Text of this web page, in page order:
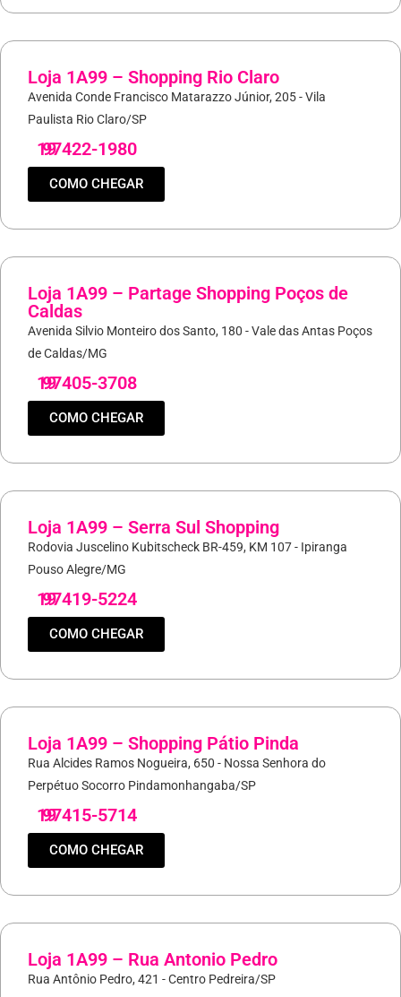
Loja 1A99 – Shopping Rio Claro
Avenida Conde Francisco Matarazzo Júnior, 205 - Vila
Paulista Rio Claro/SP
19
97422-1980
COMO CHEGAR
Loja 1A99 – Partage Shopping Poços de
Caldas
Avenida Silvio Monteiro dos Santo, 180 - Vale das Antas Poços
de Caldas/MG
19
97405-3708
COMO CHEGAR
Loja 1A99 – Serra Sul Shopping
Rodovia Juscelino Kubitscheck BR-459, KM 107 - Ipiranga
Pouso Alegre/MG
19
97419-5224
COMO CHEGAR
Loja 1A99 – Shopping Pátio Pinda
Rua Alcides Ramos Nogueira, 650 - Nossa Senhora do
Perpétuo Socorro Pindamonhangaba/SP
19
97415-5714
COMO CHEGAR
Loja 1A99 – Rua Antonio Pedro
Rua Antônio Pedro, 421 - Centro Pedreira/SP